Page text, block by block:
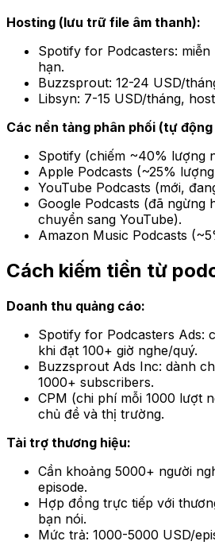
Hosting (lưu trữ file âm thanh):
Spotify for Podcasters:
hạn.
Buzzsprout: 12-24 USD/
Libsyn: 7-15 USD/tháng,
Các nền tảng phân phối (tự
Spotify (chiếm ~40% lượng
Apple Podcasts (~25%
YouTube Podcasts (mới,
Google Podcasts (đã ngừng
chuyển sang YouTube).
Amazon Music Podcasts
Cách kiếm tiền từ
Doanh thu quảng cáo:
Spotify for Podcasters Ads:
khi đạt 100+ giờ nghe/quý.
Buzzsprout Ads Inc: dành
1000+ subscribers.
CPM (chi phí mỗi 1000 lượt
chủ đề và thị trường.
Tài trợ thương hiệu:
Cần khoảng 5000+ người
episode.
Hợp đồng trực tiếp với
bạn nói.
Mức trả: 1000-5000 USD/